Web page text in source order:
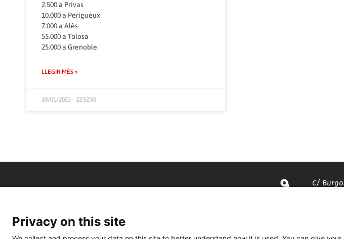
2.500 a Privas
10.000 a Perigueux
7.000 a Alès
55.000 a Tolosa
25.000 a Grenoble.
LLEGIR MÉS »
20/01/2023 - 22:32:50
C/
Privacy on this site